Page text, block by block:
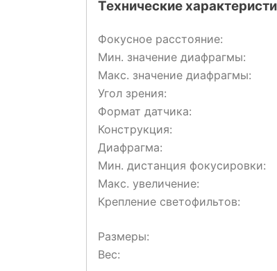
Технические
Фокусное расстояние:
Мин. значение диафрагмы:
Макс. значение диафрагмы:
Угол зрения:
Формат датчика:
Конструкция:
Диафрагма:
Мин. дистанция фокусировки:
Макс. увеличение:
Крепление светофильтов:
Размеры:
Вес: